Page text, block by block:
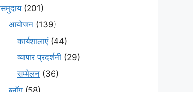
समुदाय(201)
आयोजन (139)
कार्यशालाएं(44)
व्यापार प्रदर्शनी (29)
सम्मेलन (36)
ब्लॉग (58)